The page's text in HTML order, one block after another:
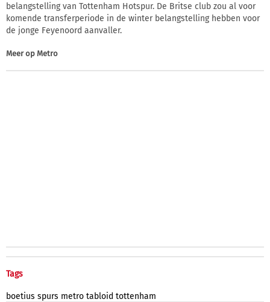
belangstelling van Tottenham Hotspur. De Britse club zou al voor
komende transferperiode in de winter belangstelling hebben voor
de jonge Feyenoord aanvaller.
Meer op Metro
Tags
boetius spurs metro tabloid tottenham